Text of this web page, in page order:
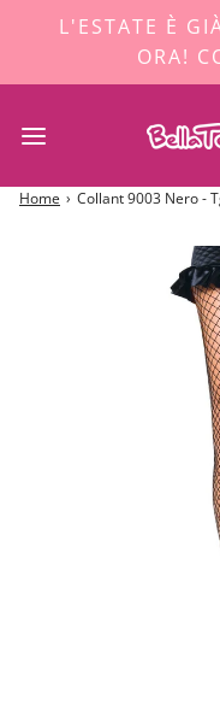
L'ESTATE È
ORA!
Home › Collant 9003 Nero -